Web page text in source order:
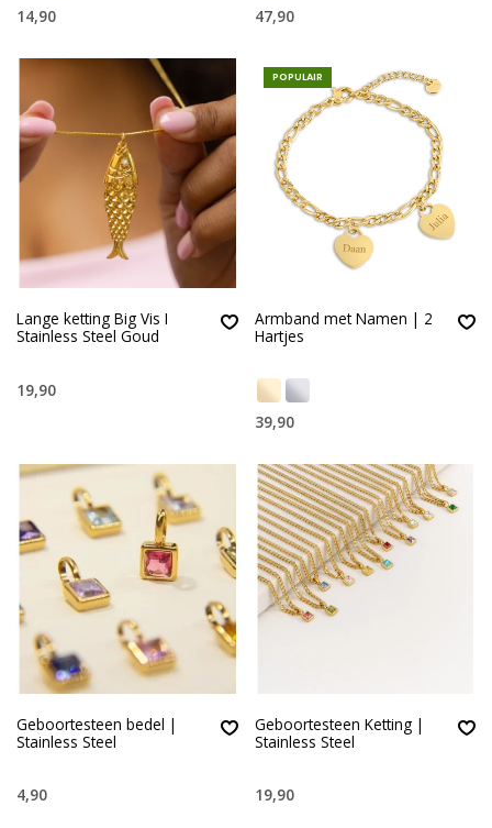
14,90 47,90
Lange ketting Big Vis I
Stainless Steel Goud
19,90
POPULAIR
Armband met Namen | 2
Hartjes
39,90
Geboortesteen bedel |
Stainless Steel
4,90
Geboortesteen Ketting |
Stainless Steel
19,90